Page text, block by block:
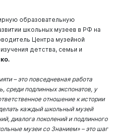
образовательную
школьных музеев в РФ на
Центра музейной
детства, семьи и
– это повседневная работа
среди подлинных экспонатов, у
отношение к истории
каждый школьный музей
диалога поколений и подлинного
музеи со Знанием» – это шаг